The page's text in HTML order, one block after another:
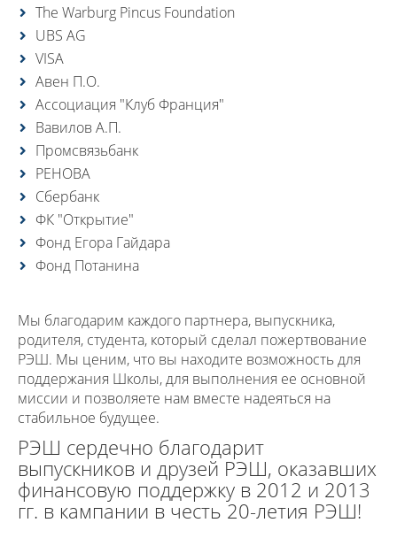
The Warburg Pincus Foundation
UBS AG
VISA
Авен П.О.
Ассоциация "Клуб Франция"
Вавилов А.П.
Промсвязьбанк
РЕНОВА
Сбербанк
ФК "Открытие"
Фонд Егора Гайдара
Фонд Потанина
Мы благодарим каждого партнера, выпускника,
родителя, студента, который сделал пожертвование
РЭШ. Мы ценим, что вы находите возможность для
поддержания Школы, для выполнения ее основной
миссии и позволяете нам вместе надеяться на
стабильное будущее.
РЭШ сердечно благодарит
выпускников и друзей РЭШ, оказавших
финансовую поддержку в 2012 и 2013
гг. в кампании в честь 20-летия РЭШ!